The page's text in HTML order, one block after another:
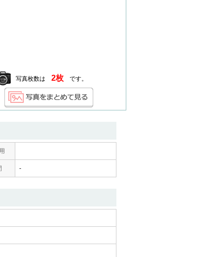
写真枚数は 2枚です。
-